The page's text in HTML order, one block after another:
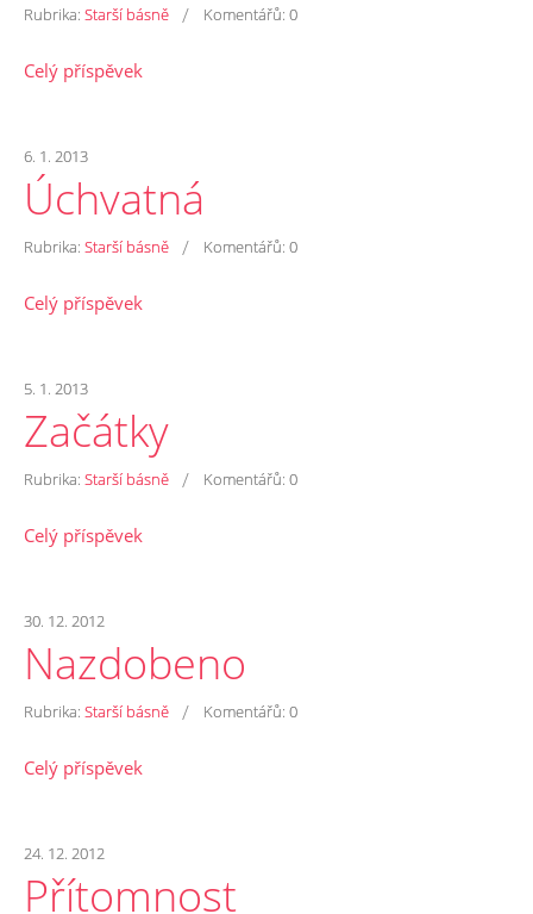
Rubrika: Starší básně / Komentářů: 0
Celý příspěvek
6. 1. 2013
Úchvatná
Rubrika: Starší básně / Komentářů: 0
Celý příspěvek
5. 1. 2013
Začátky
Rubrika: Starší básně / Komentářů: 0
Celý příspěvek
30. 12. 2012
Nazdobeno
Rubrika: Starší básně / Komentářů: 0
Celý příspěvek
24. 12. 2012
Přítomnost